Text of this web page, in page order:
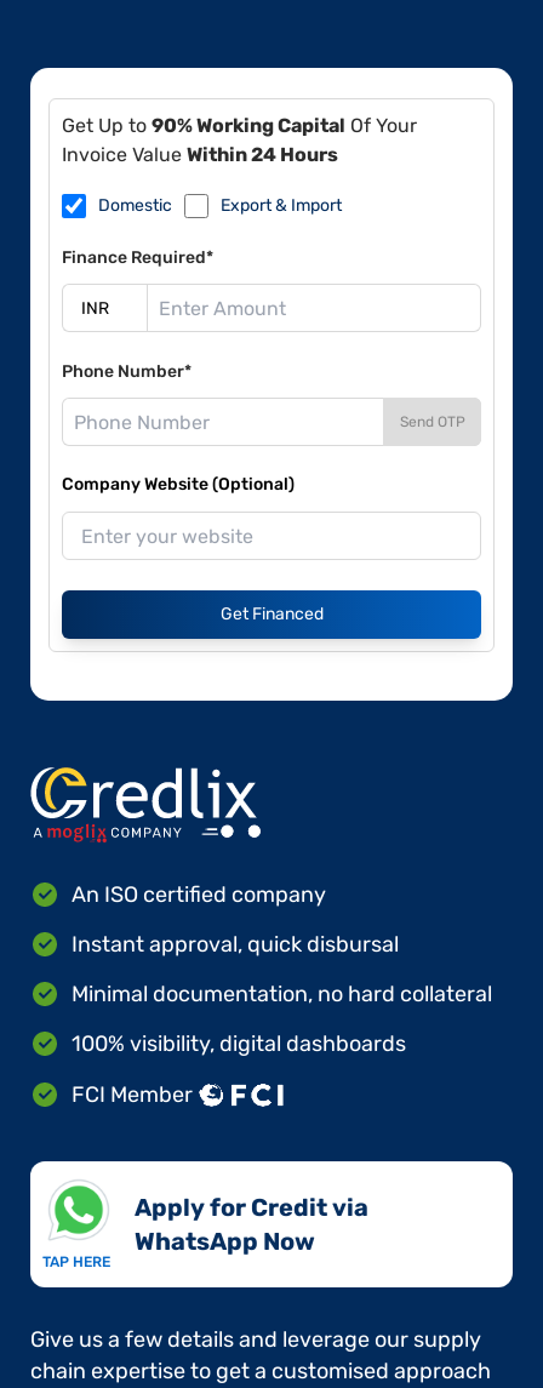
Get Up to 90% Working Capital Of Your
Invoice Value Within 24 Hours
Domestic Export & Import
Finance Required*
Phone Number*
Send OTP
Company Website (Optional)
Get Financed
An ISO certified company
Instant approval, quick disbursal
Minimal documentation, no hard collateral
100% visibility, digital dashboards
FCI Member
TAP HERE
Apply for Credit via
WhatsApp Now​
Give us a few details and leverage our supply
chain expertise to get a customised approach